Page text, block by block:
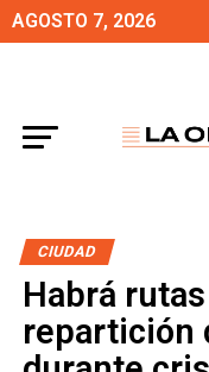
AGOSTO 7, 2026
CIUDAD
Habrá
repartición